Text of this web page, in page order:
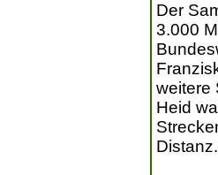
Der
3.000
weitere
Heid
Distanz.